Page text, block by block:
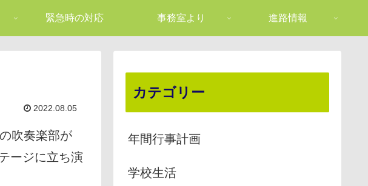
緊急時の対応 事務室より 進路情報
2022.08.05
吹奏楽部が
ージに立ち演
カテゴリー
年間行事計画
学校生活